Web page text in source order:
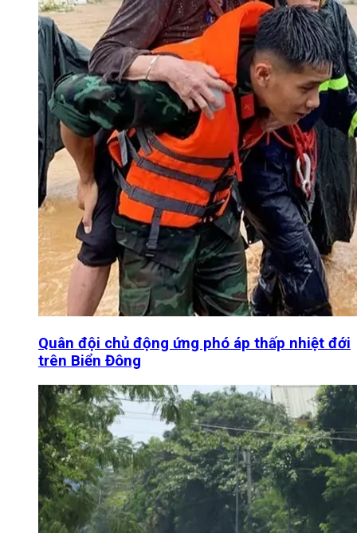
Quân đội chủ động ứng phó áp thấp nhiệt đới
trên Biển Đông